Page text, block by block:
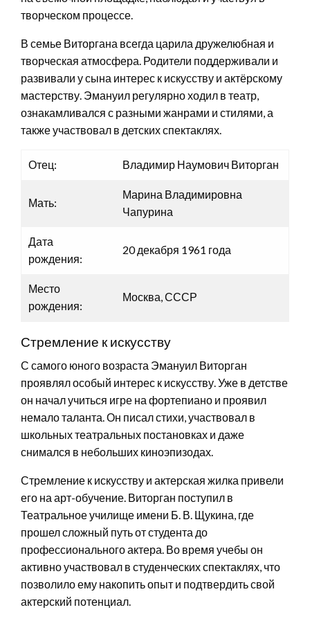
творческом процессе.
В семье Виторгана всегда царила дружелюбная и
творческая атмосфера. Родители поддерживали и
развивали у сына интерес к искусству и актёрскому
мастерству. Эмануил регулярно ходил в театр,
ознакамливался с разными жанрами и стилями, а
также участвовал в детских спектаклях.
Отец: Владимир Наумович Виторган
Мать:
Марина Владимировна
Чапурина
Дата
рождения:
20 декабря 1961 года
Место
рождения:
Москва, СССР
Стремление к искусству
С самого юного возраста Эмануил Виторган
проявлял особый интерес к искусству. Уже в детстве
он начал учиться игре на фортепиано и проявил
немало таланта. Он писал стихи, участвовал в
школьных театральных постановках и даже
снимался в небольших киноэпизодах.
Стремление к искусству и актерская жилка привели
его на арт-обучение. Виторган поступил в
Театральное училище имени Б. В. Щукина, где
прошел сложный путь от студента до
профессионального актера. Во время учебы он
активно участвовал в студенческих спектаклях, что
позволило ему накопить опыт и подтвердить свой
актерский потенциал.